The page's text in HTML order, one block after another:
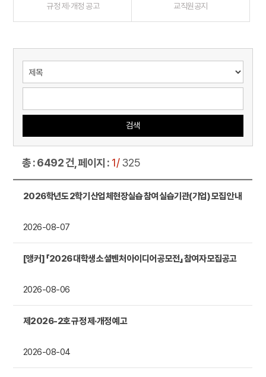
규정 제·개정 공고 교직원공지
검색
총 : 6492 건, 페이지 : 1/ 325
2026학년도 2학기 산업체현장실습 참여 실습기관(기업) 모집 안내
2026-08-07
[앵커] 「2026 대학생 소셜벤처 아이디어 공모전」 참여자 모집공고
2026-08-06
제2026-2호 규정 제·개정 예고
2026-08-04